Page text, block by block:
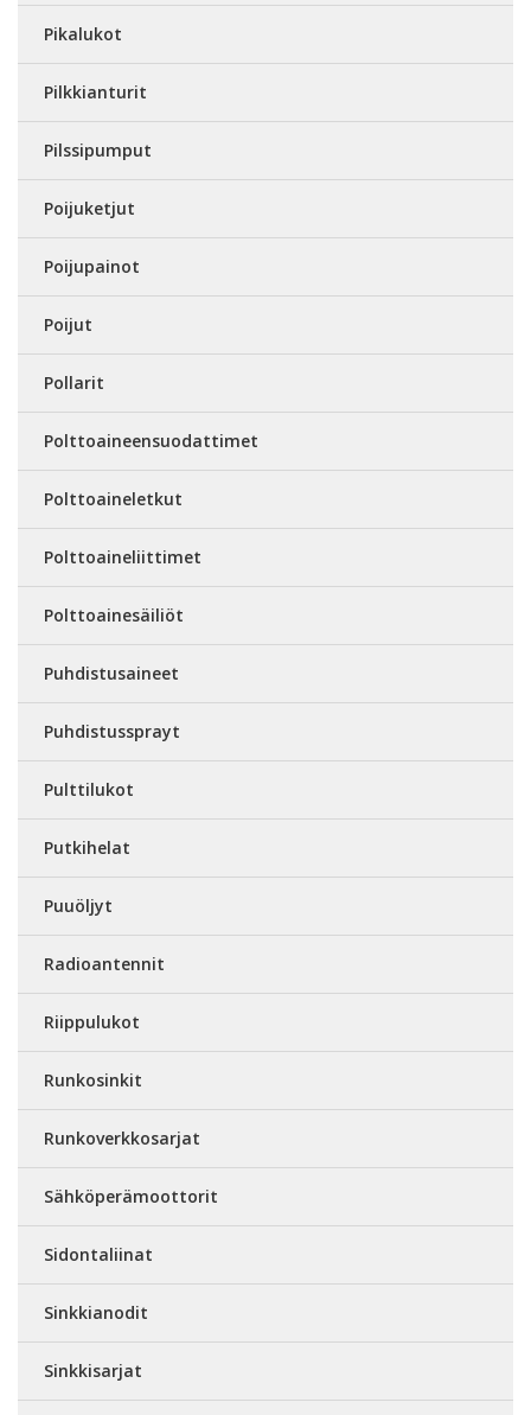
Pikalukot
Pilkkianturit
Pilssipumput
Poijuketjut
Poijupainot
Poijut
Pollarit
Polttoaineensuodattimet
Polttoaineletkut
Polttoaineliittimet
Polttoainesäiliöt
Puhdistusaineet
Puhdistussprayt
Pulttilukot
Putkihelat
Puuöljyt
Radioantennit
Riippulukot
Runkosinkit
Runkoverkkosarjat
Sähköperämoottorit
Sidontaliinat
Sinkkianodit
Sinkkisarjat